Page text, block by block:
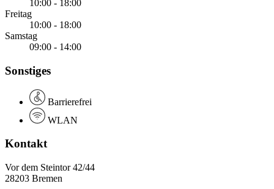
10:00 - 18:00
Freitag
10:00 - 18:00
Samstag
09:00 - 14:00
Sonstiges
Barrierefrei
WLAN
Kontakt
Vor dem Steintor 42/44
28203 Bremen